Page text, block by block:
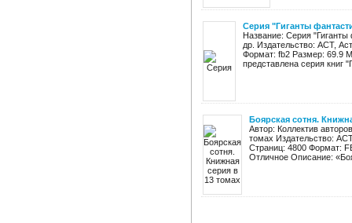
Серия "Гиганты
Название: Серия
др. Издательство: АСТ,
Формат: fb2 Размер: 69.9
представлена серия книг
Боярская сотня.
Автор: Коллектив
томах Издательство:
Страниц: 4800 Формат:
Отличное Описание: